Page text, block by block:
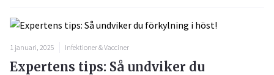
1 januari, 2025 Infektioner & Vacciner
Expertens tips: Så undviker du